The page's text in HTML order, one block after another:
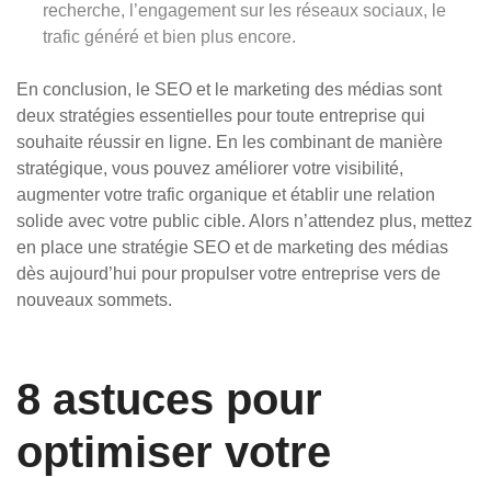
recherche, l’engagement sur les réseaux sociaux, le
trafic généré et bien plus encore.
En conclusion, le SEO et le marketing des médias sont
deux stratégies essentielles pour toute entreprise qui
souhaite réussir en ligne. En les combinant de manière
stratégique, vous pouvez améliorer votre visibilité,
augmenter votre trafic organique et établir une relation
solide avec votre public cible. Alors n’attendez plus, mettez
en place une stratégie SEO et de marketing des médias
dès aujourd’hui pour propulser votre entreprise vers de
nouveaux sommets.
8 astuces pour
optimiser votre